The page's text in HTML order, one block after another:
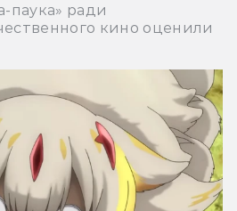
паука» ради
кино оценили